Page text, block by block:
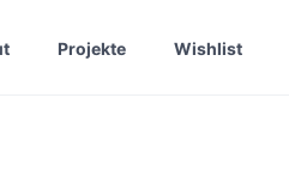
Projekte Wishlist